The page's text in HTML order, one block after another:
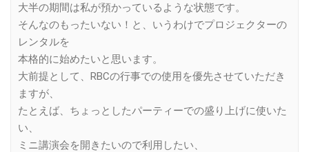
大半の期間は私が預かっているような状態です。
そんなのもったいない！と、いうわけでプロジェクターの
レンタルを
本格的に始めたいと思います。
大前提として、RBCの行事での使用を優先させていただき
ますが、
たとえば、ちょっとしたパーティーでの盛り上げに使いた
い、
ミニ講演会を開きたいので利用したい、